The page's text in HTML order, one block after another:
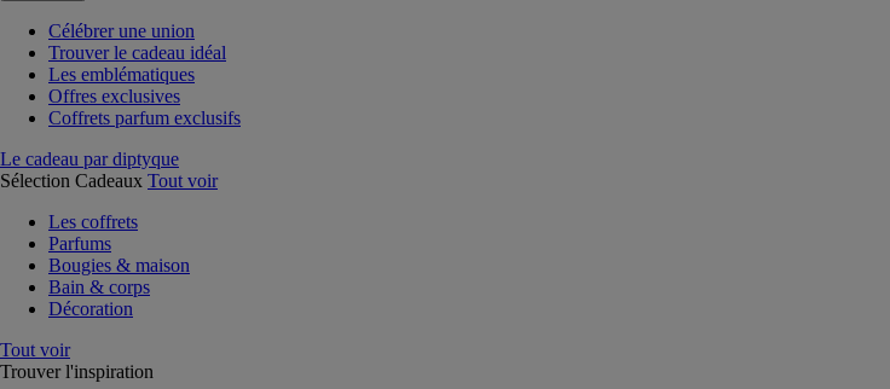
Célébrer une union
Trouver le cadeau idéal
Les emblématiques
Offres exclusives
Coffrets parfum exclusifs
Le cadeau par diptyque
Sélection Cadeaux Tout voir
Les coffrets
Parfums
Bougies & maison
Bain & corps
Décoration
Tout voir
Trouver l'inspiration